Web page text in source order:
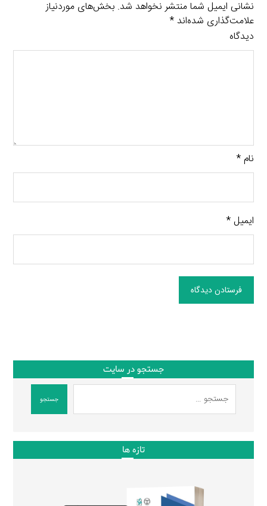
نشانی ایمیل شما منتشر نخواهد شد. بخش‌های موردنیاز
علامت‌گذاری شده‌اند*
دیدگاه
نام*
ایمیل*
فرستادن دیدگاه
جستجو در سایت
جستجو
تازه ها